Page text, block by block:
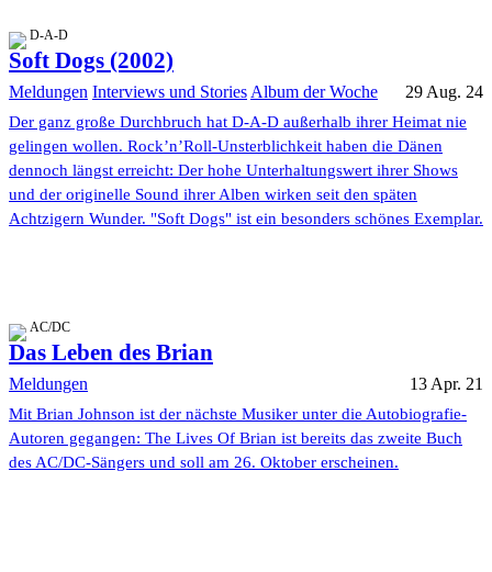
D-A-D
Soft Dogs (2002)
Meldungen Interviews und Stories Album der Woche 29 Aug. 24
Der ganz große Durchbruch hat D-A-D außerhalb ihrer Heimat nie
gelingen wollen. Rock’n’Roll-Unsterblichkeit haben die Dänen
dennoch längst erreicht: Der hohe Unterhaltungswert ihrer Shows
und der originelle Sound ihrer Alben wirken seit den späten
Achtzigern Wunder. "Soft Dogs" ist ein besonders schönes Exemplar.
AC/DC
Das Leben des Brian
Meldungen 13 Apr. 21
Mit Brian Johnson ist der nächste Musiker unter die Autobiografie-
Autoren gegangen: The Lives Of Brian ist bereits das zweite Buch
des AC/DC-Sängers und soll am 26. Oktober erscheinen.